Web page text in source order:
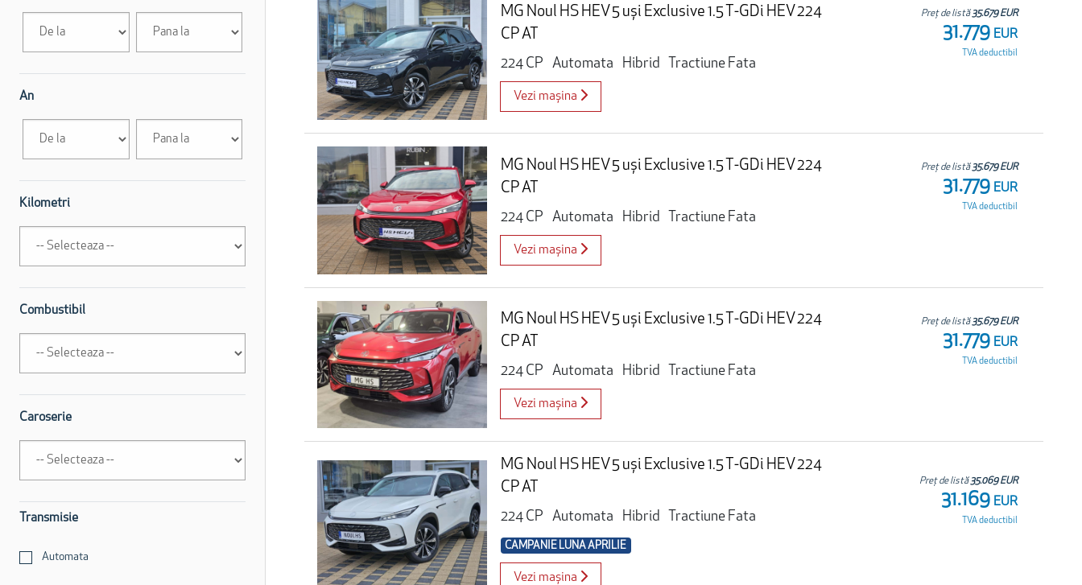
An
Kilometri
Combustibil
Caroserie
Transmisie
Automata
MG Noul HS HEV 5 uși Exclusive 1.5 T-GDi HEV 224
CP AT
224 CP
Automata Hibrid Tractiune Fata
Preț de listă 35.679 EUR
31.779 EUR
TVA deductibil
Vezi mașina
MG Noul HS HEV 5 uși Exclusive 1.5 T-GDi HEV 224
CP AT
224 CP
Automata Hibrid Tractiune Fata
Preț de listă35.679 EUR
31.779 EUR
TVA deductibil
Vezi mașina
MG Noul HS HEV 5 uși Exclusive 1.5 T-GDi HEV 224
CP AT
224 CP
Automata Hibrid Tractiune Fata
Preț de listă 35.679 EUR
31.779 EUR
TVA deductibil
Vezi mașina
MG Noul HS HEV 5 uși Exclusive 1.5 T-GDi HEV 224
CP AT
224 CP
Automata Hibrid Tractiune Fata
CAMPANIE LUNA APRILIE
Preț de listă 35.069 EUR
31.169 EUR
TVA deductibil
Vezi mașina